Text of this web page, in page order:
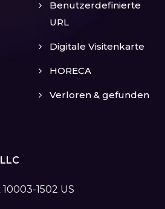
Benutzerdefinierte
URL
Digitale Visitenkarte
HORECA
Verloren & gefunden
1502 US